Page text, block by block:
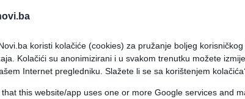
koristi kolačiće (cookies) za pružanje boljeg
Kolačići su anonimizirani i u svakom trenutku možete
Internet pregledniku. Slažete li se sa korištenjem
that this website/app uses one or more Google services and